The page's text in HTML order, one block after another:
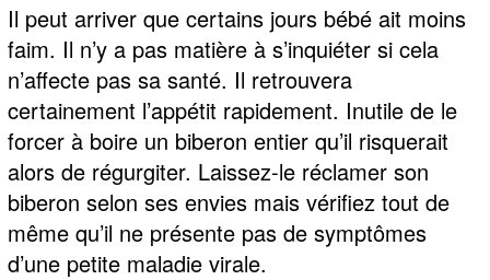
Il peut arriver que certains jours bébé ait moins
faim. Il n’y a pas matière à s’inquiéter si cela
n’affecte pas sa santé. Il retrouvera
certainement l’appétit rapidement. Inutile de le
forcer à boire un biberon entier qu’il risquerait
alors de régurgiter. Laissez-le réclamer son
biberon selon ses envies mais vérifiez tout de
même qu’il ne présente pas de symptômes
d’une petite maladie virale.